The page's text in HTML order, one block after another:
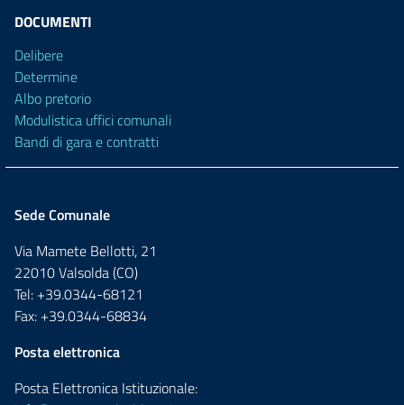
DOCUMENTI
Delibere
Determine
Albo pretorio
Modulistica uffici comunali
Bandi di gara e contratti
Sede Comunale
Via Mamete Bellotti, 21
22010 Valsolda (CO)
Tel: +39.0344-68121
Fax: +39.0344-68834
Posta elettronica
Posta Elettronica Istituzionale: